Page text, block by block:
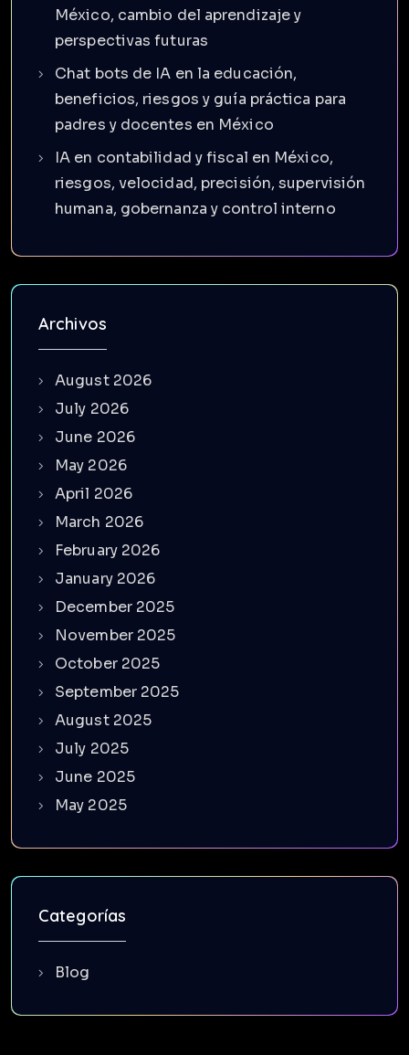
México, cambio del aprendizaje y
perspectivas futuras
Chat bots de IA en la educación,
beneficios, riesgos y guía práctica para
padres y docentes en México
IA en contabilidad y fiscal en México,
riesgos, velocidad, precisión, supervisión
humana, gobernanza y control interno
Archivos
August 2026
July 2026
June 2026
May 2026
April 2026
March 2026
February 2026
January 2026
December 2025
November 2025
October 2025
September 2025
August 2025
July 2025
June 2025
May 2025
Categorías
Blog